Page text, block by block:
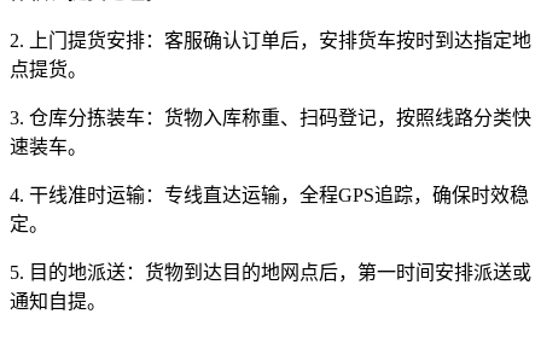
2. 上门提货安排：客服确认订单后，安排货车按时到达指定地
点提货。
3. 仓库分拣装车：货物入库称重、扫码登记，按照线路分类快
速装车。
4. 干线准时运输：专线直达运输，全程GPS追踪，确保时效稳
定。
5. 目的地派送：货物到达目的地网点后，第一时间安排派送或
通知自提。